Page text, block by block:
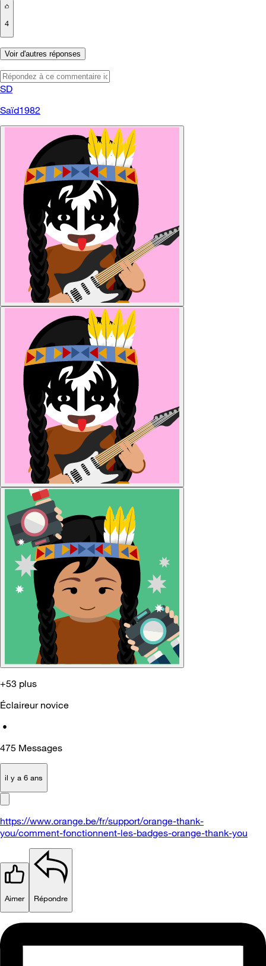
4
Voir d'autres réponses
SD
Saïd1982
+53 plus
Éclaireur novice
•
475 Messages
il y a 6 ans
https://www.orange.be/fr/support/orange-thank-
you/comment-fonctionnent-les-badges-orange-thank-you
Aimer Répondre